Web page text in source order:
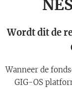
Wordt dit de
Wanneer de
GIG-OS